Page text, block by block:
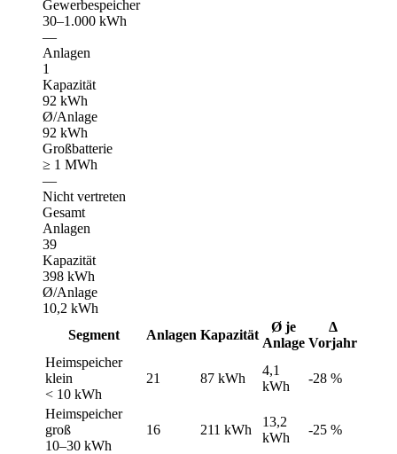
Gewerbespeicher
30–1.000 kWh
—
Anlagen
1
Kapazität
92 kWh
Ø/Anlage
92 kWh
Großbatterie
≥ 1 MWh
—
Nicht vertreten
Gesamt
Anlagen
39
Kapazität
398 kWh
Ø/Anlage
10,2 kWh
Segment
Anlagen Kapazität
Ø je
Anlage
Δ
Vorjahr
Heimspeicher
klein
< 10 kWh
21 87 kWh
4,1
kWh
-28 %
Heimspeicher
groß
10–30 kWh
16 211 kWh
13,2
kWh
-25 %